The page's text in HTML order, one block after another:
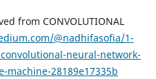
from CONVOLUTIONAL
@nadhifasofia/1-
neural-network-
machine-28189e17335b